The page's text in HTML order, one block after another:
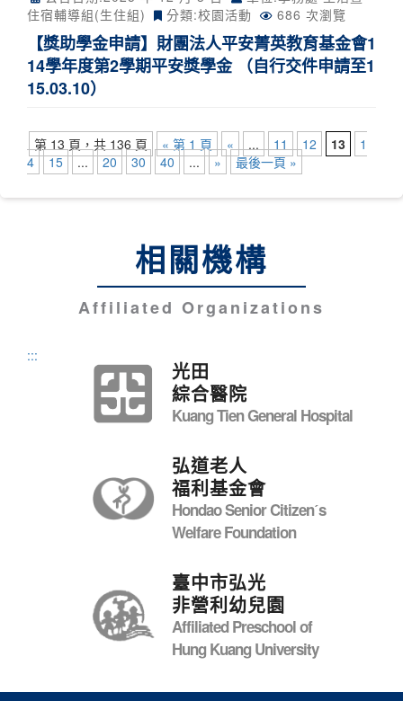
住宿輔導組(生住組)
分類:校園活動 686 次瀏覽
【獎助學金申請】財團法人平安菁英教育基金會1
14學年度第2學期平安獎學金 （自行交件申請至1
15.03.10）
第 13 頁，共 136 頁 « 第 1 頁 « ... 11 12 13
1
4
15 ... 20 30 40 ... » 最後一頁 »
相關機構
Affiliated Organizations
:::
光田
綜合醫院
Kuang Tien General Hospital
弘道老人
福利基金會
Hondao Senior Citizenˊs
Welfare Foundation
臺中市弘光
非營利幼兒園
Affiliated Preschool of
Hung Kuang University